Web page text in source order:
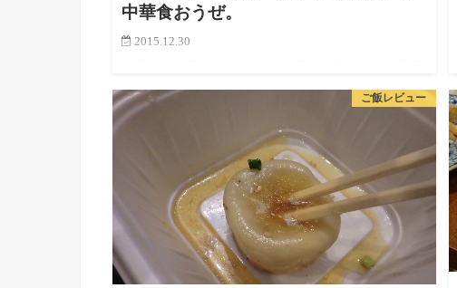
中華食おうぜ。
2015.12.30
ているようで、これ入ってみるしか無い。 巣鴨散歩の
昼ごはんは個々に決定！ ということで…
ご飯レビュー